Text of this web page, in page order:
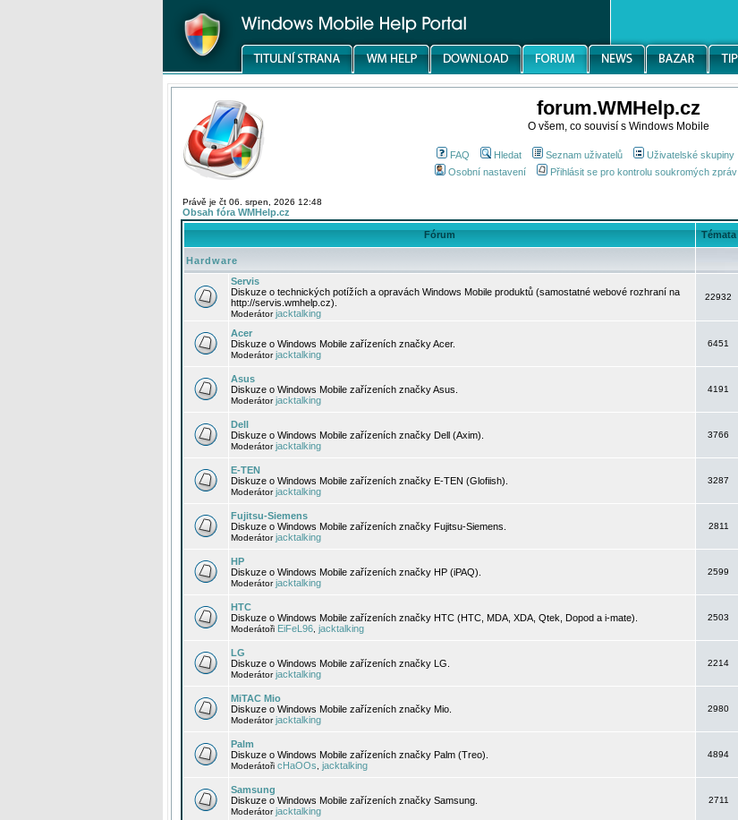
forum.WMHelp.cz
O všem, co souvisí s Windows Mobile
FAQ Hledat Seznam uživatelů Uživatelské skupiny
Osobní nastavení
Přihlásit se pro kontrolu soukromých zpráv
Právě je čt 06. srpen, 2026 12:48
Obsah fóra WMHelp.cz
Fórum Témata
Hardware
Servis
Diskuze o technických potížích a opravách Windows Mobile produktů (samostatné webové rozhraní na
http://servis.wmhelp.cz).
Moderátorjacktalking
22932
Acer
Diskuze o Windows Mobile zařízeních značky Acer.
Moderátorjacktalking
6451
Asus
Diskuze o Windows Mobile zařízeních značky Asus.
Moderátorjacktalking
4191
Dell
Diskuze o Windows Mobile zařízeních značky Dell (Axim).
Moderátorjacktalking
3766
E-TEN
Diskuze o Windows Mobile zařízeních značky E-TEN (Glofiish).
Moderátorjacktalking
3287
Fujitsu-Siemens
Diskuze o Windows Mobile zařízeních značky Fujitsu-Siemens.
Moderátorjacktalking
2811
HP
Diskuze o Windows Mobile zařízeních značky HP (iPAQ).
Moderátorjacktalking
2599
HTC
Diskuze o Windows Mobile zařízeních značky HTC (HTC, MDA, XDA, Qtek, Dopod a i-mate).
Moderátoři EiFeL96 jacktalking
2503
LG
Diskuze o Windows Mobile zařízeních značky LG.
Moderátorjacktalking
2214
MiTAC Mio
Diskuze o Windows Mobile zařízeních značky Mio.
Moderátorjacktalking
2980
Palm
Diskuze o Windows Mobile zařízeních značky Palm (Treo).
Moderátoři cHaOOs jacktalking
4894
Samsung
Diskuze o Windows Mobile zařízeních značky Samsung.
Moderátorjacktalking
2711